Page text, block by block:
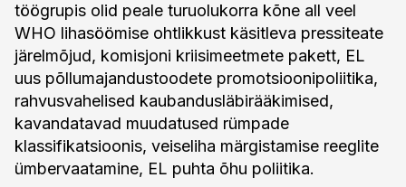
töögrupis olid peale turuolukorra kõne all veel
WHO lihasöömise ohtlikkust käsitleva pressiteate
järelmõjud, komisjoni kriisimeetmete pakett, EL
uus põllumajandustoodete promotsioonipoliitika,
rahvusvahelised kaubandusläbirääkimised,
kavandatavad muudatused rümpade
klassifikatsioonis, veiseliha märgistamise reeglite
ümbervaatamine, EL puhta õhu poliitika.